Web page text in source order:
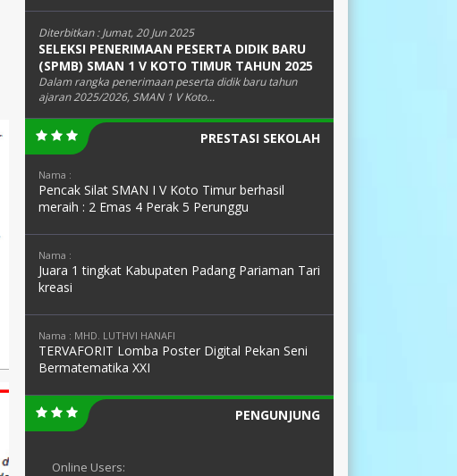
Diterbitkan :Jumat, 20 Jun 2025
SELEKSI PENERIMAAN PESERTA DIDIK BARU
(SPMB) SMAN 1 V KOTO TIMUR TAHUN 2025
Dalam rangka penerimaan peserta didik baru tahun
ajaran 2025/2026, SMAN 1 V Koto...
PRESTASI SEKOLAH
Nama :
Pencak Silat SMAN I V Koto Timur berhasil
meraih : 2 Emas 4 Perak 5 Perunggu
Nama :
Juara 1 tingkat Kabupaten Padang Pariaman Tari
kreasi
Nama : MHD. LUTHVI HANAFI
TERVAFORIT Lomba Poster Digital Pekan Seni
Bermatematika XXI
PENGUNJUNG
Online Users: